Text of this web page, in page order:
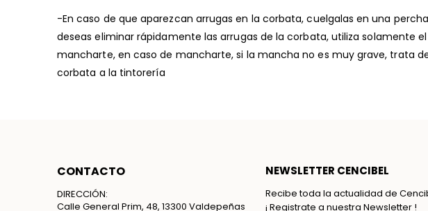
-En caso de que aparezcan arrugas en la corbata, cuelgalas en una
deseas eliminar rápidamente las arrugas de la corbata, utiliza solamente
mancharte, en caso de mancharte, si la mancha no es muy grave, trata
corbata a la tintorería
CONTACTO
DIRECCIÓN:
Calle General Prim, 48, 13300 Valdepeñas
NEWSLETTER CENCIBEL
Recibe toda la actualidad de
¡ Registrate a nuestra Newsletter !